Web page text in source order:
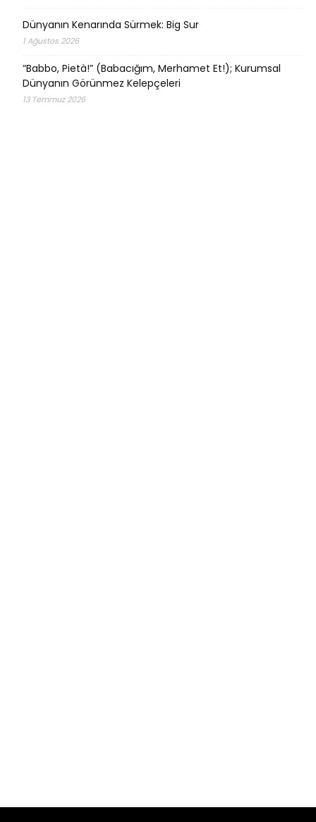
Dünyanın Kenarında Sürmek: Big Sur
1 Ağustos 2026
“Babbo, Pietà!” (Babacığım, Merhamet Et!); Kurumsal
Dünyanın Görünmez Kelepçeleri
13 Temmuz 2026